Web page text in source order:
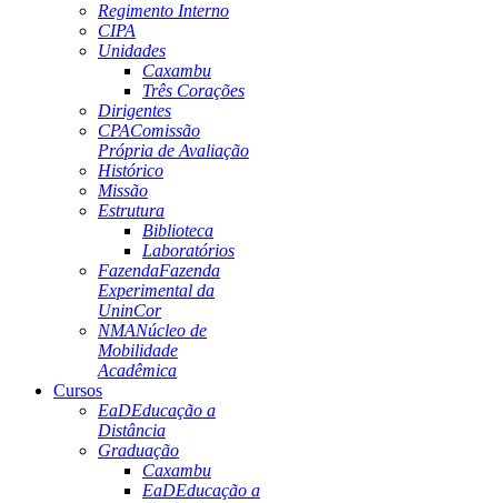
Regimento Interno
CIPA
Unidades
Caxambu
Três Corações
Dirigentes
CPAComissão
Própria de Avaliação
Histórico
Missão
Estrutura
Biblioteca
Laboratórios
FazendaFazenda
Experimental da
UninCor
NMANúcleo de
Mobilidade
Acadêmica
Cursos
EaDEducação a
Distância
Graduação
Caxambu
EaDEducação a